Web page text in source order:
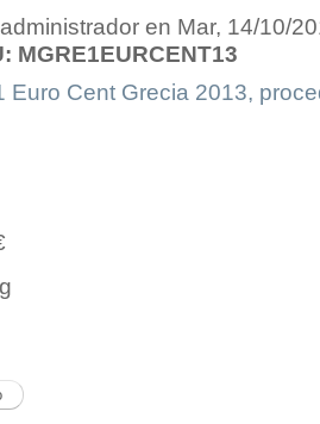
administrador en Mar, 14/10/
MGRE1EURCENT13
Euro Cent Grecia 2013,